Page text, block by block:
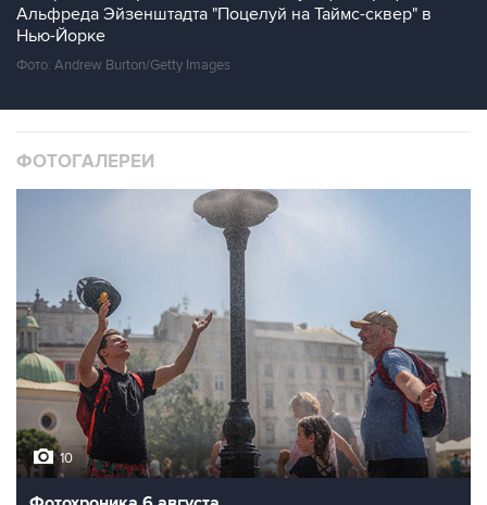
Альфреда Эйзенштадта "Поцелуй на Таймс-сквер" в
Нью-Йорке
Фото: Andrew Burton/Getty Images
ФОТОГАЛЕРЕИ
10